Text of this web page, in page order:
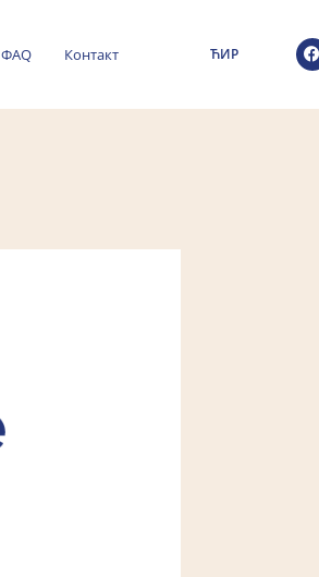
ФАQ Контакт ЋИР